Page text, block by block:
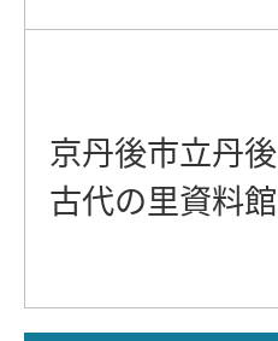
京丹後市立丹後
古代の里資料館